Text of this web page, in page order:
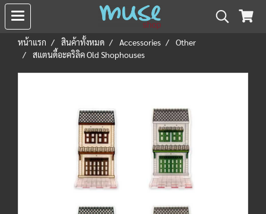
หน้าแรก สินค้าทั้งหมด Accessories
Other
สแตนดี้อะคริลิค Old Shophouses